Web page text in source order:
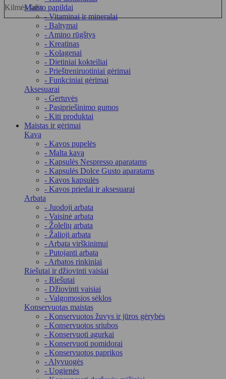
Maisto papildai
- Vitaminai ir mineralai
- Baltymai
- Amino rūgštys
- Kreatinas
- Kolagenai
- Dietiniai kokteiliai
- Prieštreniruotiniai gėrimai
- Funkciniai gėrimai
Aksesuarai
- Gertuvės
- Pasipriešinimo gumos
- Kiti produktai
Maistas ir gėrimai
Kava
- Kavos pupelės
- Malta kava
- Kapsulės Nespresso aparatams
- Kapsulės Dolce Gusto aparatams
- Kavos kapsulės
- Kavos priedai ir aksesuarai
Arbata
- Juodoji arbata
- Vaisinė arbata
- Žolelių arbata
- Žalioji arbata
- Arbata virškinimui
- Putojanti arbata
- Arbatos rinkiniai
Riešutai ir džiovinti vaisiai
- Riešutai
- Džiovinti vaisiai
- Valgomosios sėklos
Konservuotas maistas
- Konservuotos žuvys ir jūros gėrybės
- Konservuotos sriubos
- Konservuoti agurkai
- Konservuoti pomidorai
- Konservuotos paprikos
- Alyvuogės
- Uogienės
Kilmės šalis